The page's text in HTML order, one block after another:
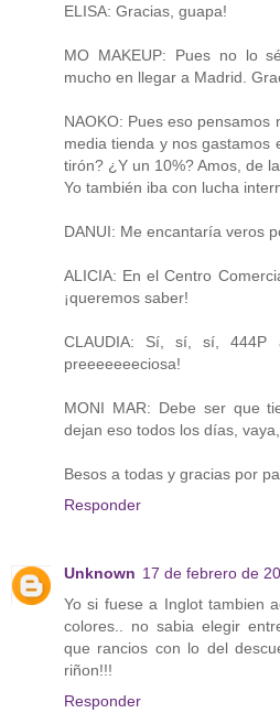
ELISA: Gracias, guapa!
MO MAKEUP: Pues no lo
mucho en llegar a Madrid.
NAOKO: Pues eso pensamos
media tienda y nos gastamos
tirón? ¿Y un 10%? Amos, de
Yo también iba con lucha
DANUI: Me encantaría veros
ALICIA: En el Centro
¡queremos saber!
CLAUDIA: Sí, sí, sí, 444P
preeeeeeeciosa!
MONI MAR: Debe ser que
dejan eso todos los días,
Besos a todas y gracias por
Responder
Unknown 17 de febrero de
Yo si fuese a Inglot tambien
colores.. no sabia elegir
que rancios con lo del
riñon!!!
Responder